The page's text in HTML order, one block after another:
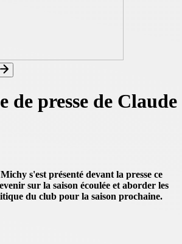
de presse de Claude
s'est présenté devant la presse ce
sur la saison écoulée et aborder les
du club pour la saison prochaine.